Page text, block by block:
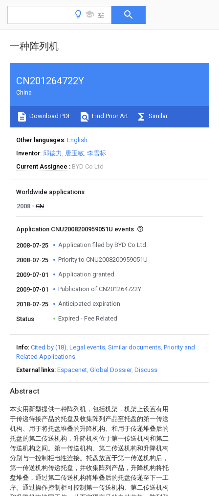
一种阵列机
Abstract
本实用新型提供一种阵列机，包括机架，机架上设置有用
于传递待接产品的托盘及收集阵列产品至托盘的第一传送
机构、用于将托盘堆叠的升降机构、和用于传递堆叠后的
托盘的第二传送机构，升降机构位于第一传送机构和第二
传送机构之间。第一传送机构、第二传送机构和升降机构
分别与一控制柜电性连接。托盘放置于第一传送机构后，
第一传送机构传递托盘，并收集阵列产品，升降机构将托
盘堆叠，通过第二传送机构将堆叠后的托盘传递至下一工
序。通过操作控制柜可控制第一传送机构、第二传送机构
CN201264722Y
China
Download PDF Find Prior Art Similar
Other languages English
Inventor 邱德力 唐玉敏 李雪标
Current Assignee
BYD Co Ltd
Worldwide applications
2008
CN
Application CNU2008200959051U events
2008-07-25 Application filed by BYD Co Ltd
2008-07-25 Priority to CNU2008200959051U
2009-07-01 Application granted
2009-07-01 Publication of CN201264722Y
2018-07-25 Anticipated expiration
Status Expired - Fee Related
Info Cited by (18) Legal events Similar documents Priority and
Related Applications
External links Espacenet Global Dossier Discuss